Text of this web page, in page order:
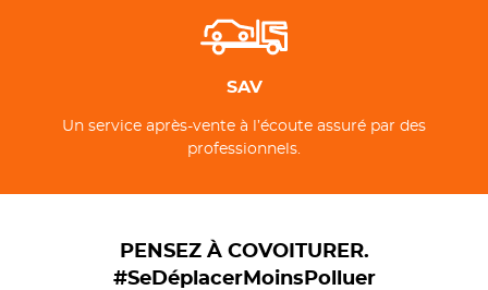
SAV
Un service après-vente à l’écoute assuré par des
professionnels.
PENSEZ À COVOITURER.
#SeDéplacerMoinsPolluer